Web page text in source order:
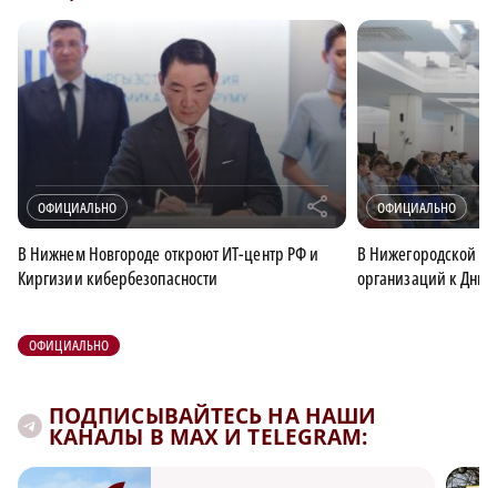
ОФИЦИАЛЬНО r
В Нижнем Новгороде откроют ИТ-центр РФ и
Киргизии кибербезопасности
ОФИЦИАЛЬНО
В Нижегородской
организаций к Дню
ОФИЦИАЛЬНО
ПОДПИСЫВАЙТЕСЬ НА НАШИ
КАНАЛЫ В MAX И TELEGRAM: